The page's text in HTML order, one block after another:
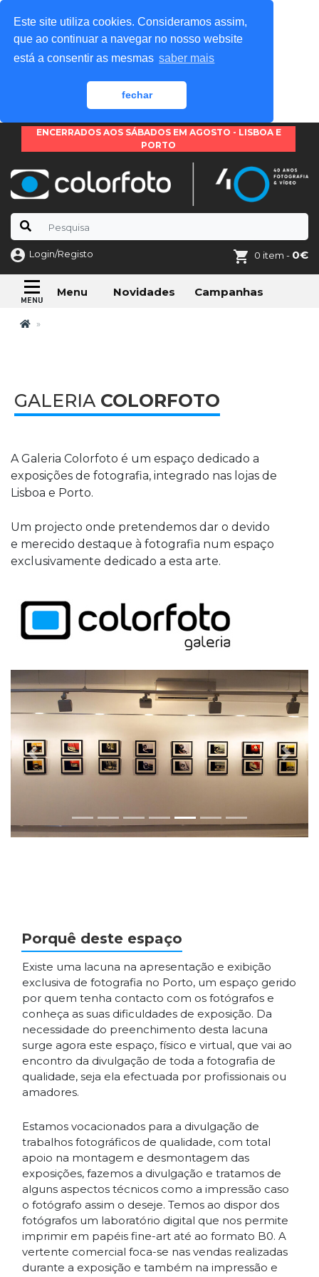
Este site utiliza cookies. Consideramos assim,
que ao continuar a navegar no nosso website
está a consentir as mesmas saber mais
fechar
ENCERRADOS AOS SÁBADOS EM AGOSTO - LISBOA E
PORTO
Login/Registo 0 item - 0€
Menu Novidades Campanhas
GALERIA COLORFOTO
A Galeria Colorfoto é um espaço dedicado a
exposições de fotografia, integrado nas lojas de
Lisboa e Porto.
Um projecto onde pretendemos dar o devido
e merecido destaque à fotografia num espaço
exclusivamente dedicado a esta arte.
Previous Next
Porquê deste espaço
Existe uma lacuna na apresentação e exibição
exclusiva de fotografia no Porto, um espaço gerido
por quem tenha contacto com os fotógrafos e
conheça as suas dificuldades de exposição. Da
necessidade do preenchimento desta lacuna
surge agora este espaço, físico e virtual, que vai ao
encontro da divulgação de toda a fotografia de
qualidade, seja ela efectuada por profissionais ou
amadores.
Estamos vocacionados para a divulgação de
trabalhos fotográficos de qualidade, com total
apoio na montagem e desmontagem das
exposições, fazemos a divulgação e tratamos de
alguns aspectos técnicos como a impressão caso
o fotógrafo assim o deseje. Temos ao dispor dos
fotógrafos um laboratório digital que nos permite
imprimir em papéis fine-art até ao formato B0. A
vertente comercial foca-se nas vendas realizadas
durante a exposição e também na impressão e